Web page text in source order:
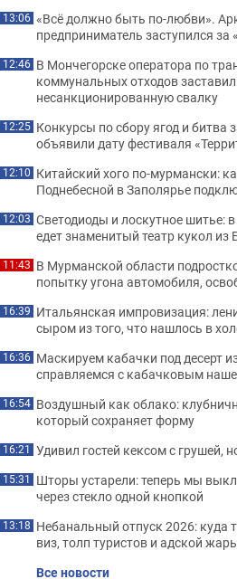
13:06 «Всё должно быть по-любви».
предприниматель заступился за
12:46 В Мончегорске оператора по
коммунальных отходов
несанкционированную свалку
12:25 Конкурсы по сбору ягод и битва
объявили дату фестиваля
12:10 Китайский хого по-мурмански:
Поднебесной в Заполярье
12:03 Светодиоды и лоскутное шитье:
едет знаменитый театр кукол из
11:43 В Мурманской области
попытку угона автомобиля,
16:39 Итальянская импровизация:
сыром из того, что нашлось в
16:36 Маскируем кабачки под десерт
справляемся с кабачковым
16:54 Воздушный как облако:
который сохраняет форму
16:21 Удивил гостей кексом с грушей,
15:31 Шторы устарели: теперь мы
через стекло одной кнопкой
13:18 Небанальный отпуск 2026: куда
виз, толп туристов и адской
Все новости